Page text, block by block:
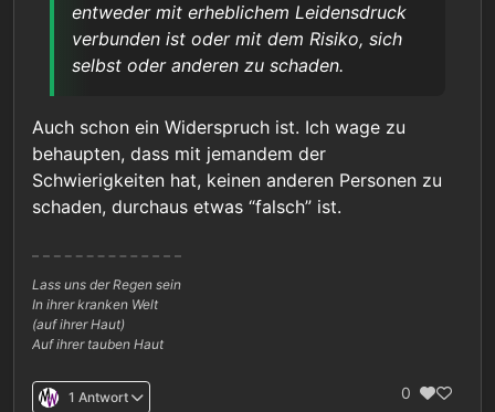
entweder mit erheblichem Leidensdruck
verbunden ist oder mit dem Risiko, sich
selbst oder anderen zu schaden.
Auch schon ein Widerspruch ist. Ich wage zu
behaupten, dass mit jemandem der
Schwierigkeiten hat, keinen anderen Personen zu
schaden, durchaus etwas “falsch” ist.
Lass uns der Regen sein
In ihrer kranken Welt
(auf ihrer Haut)
Auf ihrer tauben Haut
1 Antwort 0